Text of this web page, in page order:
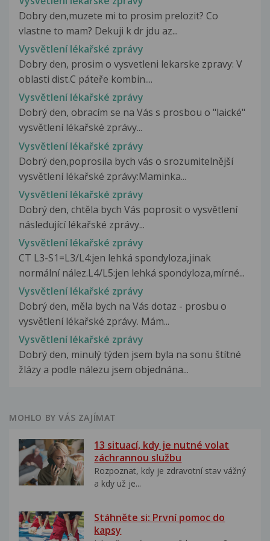
Dobry den,muzete mi to prosim prelozit? Co
vlastne to mam? Dekuji k dr jdu az...
Vysvětlení lékařské zprávy
Dobry den, prosim o vysvetleni lekarske zpravy: V
oblasti dist.C páteře kombin....
Vysvětlení lékařské zprávy
Dobrý den, obracím se na Vás s prosbou o "laické"
vysvětlení lékařské zprávy...
Vysvětlení lékařské zprávy
Dobrý den,poprosila bych vás o srozumitelnější
vysvětlení lékařské zprávy:Maminka...
Vysvětlení lékařské zprávy
Dobrý den, chtěla bych Vás poprosit o vysvětlení
následující lékařské zprávy...
Vysvětlení lékařské zprávy
CT L3-S1=L3/L4:jen lehká spondyloza,jinak
normální nález.L4/L5:jen lehká spondyloza,mírné...
Vysvětlení lékařské zprávy
Dobrý den, měla bych na Vás dotaz - prosbu o
vysvětlení lékařské zprávy. Mám...
Vysvětlení lékařské zprávy
Dobrý den, minulý týden jsem byla na sonu štítné
žlázy a podle nálezu jsem objednána...
MOHLO BY VÁS ZAJÍMAT
13 situací, kdy je nutné volat
záchrannou službu
Rozpoznat, kdy je zdravotní stav vážný
a kdy už je...
Stáhněte si: První pomoc do
kapsy